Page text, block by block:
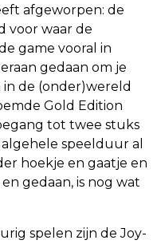
afgeworpen: de
voor waar de
game vooral in
gedaan om je
de (onder)wereld
Gold Edition
tot twee stuks
speelduur al
hoekje en gaatje en
gedaan, is nog wat
spelen zijn de Joy-